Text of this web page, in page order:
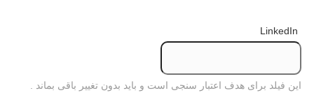
LinkedIn
این فیلد برای هدف اعتبار سنجی است و باید بدون تغییر باقی بماند .